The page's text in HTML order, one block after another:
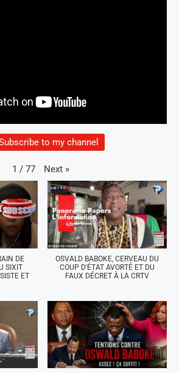
to my channel
1 / 77 Next »
DE
SIXIT
ET
OSVALD BABOKE, CERVEAU DU
COUP D'ÉTAT AVORTÉ ET DU
FAUX DÉCRET À LA CRTV